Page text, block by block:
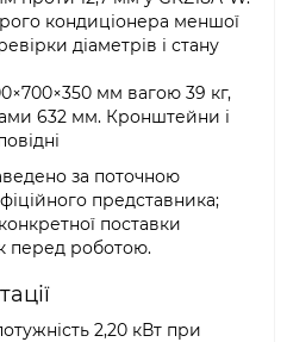
кондиціонера меншої
діаметрів і стану
мм вагою 39 кг,
632 мм. Кронштейни і
за поточною
представника;
поставки
перед роботою.
2,20 кВт при